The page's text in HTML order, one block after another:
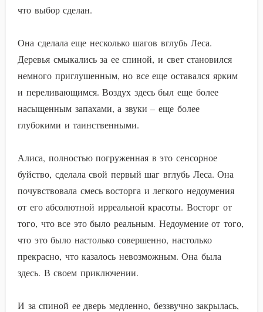
что выбор сделан.
Она сделала еще несколько шагов вглубь Леса.
Деревья смыкались за ее спиной, и свет становился
немного приглушенным, но все еще оставался ярким
и переливающимся. Воздух здесь был еще более
насыщенным запахами, а звуки – еще более
глубокими и таинственными.
Алиса, полностью погруженная в это сенсорное
буйство, сделала свой первый шаг вглубь Леса. Она
почувствовала смесь восторга и легкого недоумения
от его абсолютной ирреальной красоты. Восторг от
того, что все это было реальным. Недоумение от того,
что это было настолько совершенно, настолько
прекрасно, что казалось невозможным. Она была
здесь. В своем приключении.
И за спиной ее дверь медленно, беззвучно закрылась,